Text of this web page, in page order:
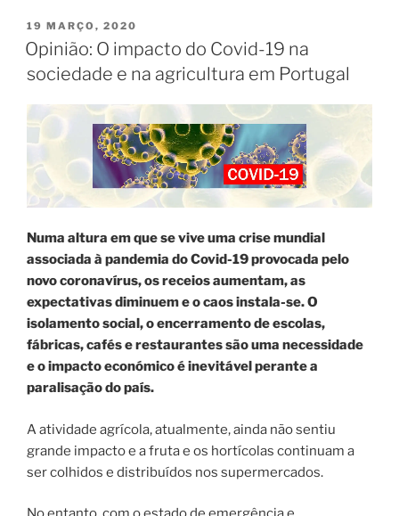
PUBLICADO
EM
19 MARÇO, 2020
Opinião: O impacto do Covid-19 na
sociedade e na agricultura em Portugal
Numa altura em que se vive uma crise mundial
associada à pandemia do Covid-19 provocada pelo
novo coronavírus, os receios aumentam, as
expectativas diminuem e o caos instala-se. O
isolamento social, o encerramento de escolas,
fábricas, cafés e restaurantes são uma necessidade
e o impacto económico é inevitável perante a
paralisação do país.
A atividade agrícola, atualmente, ainda não sentiu
grande impacto e a fruta e os hortícolas continuam a
ser colhidos e distribuídos nos supermercados.